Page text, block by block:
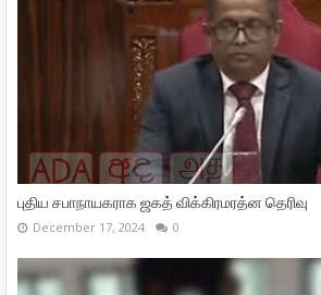
புதிய சபாநாயகராக ஜகத் விக்கிரமரத்ன தெரிவு
December 17, 2024 0